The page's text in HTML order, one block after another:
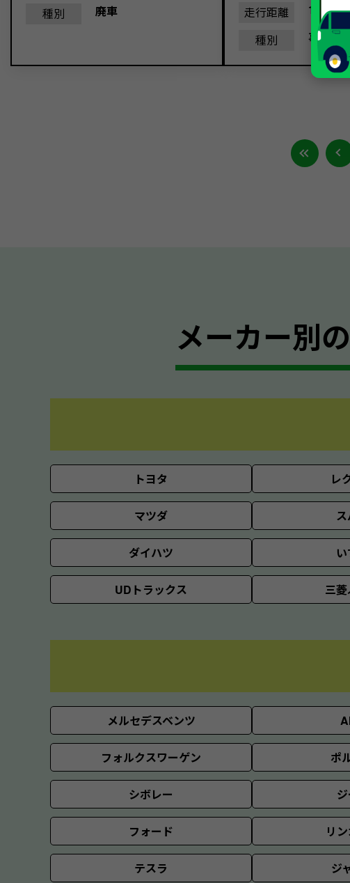
種別
廃車
走行距離
種別
事故車
メーカー別の
トヨタ レ
マツダ
ダイハツ
UDトラックス 三菱
メルセデスベンツ
フォルクスワーゲン ポ
シボレー
フォード リ
テスラ ジ